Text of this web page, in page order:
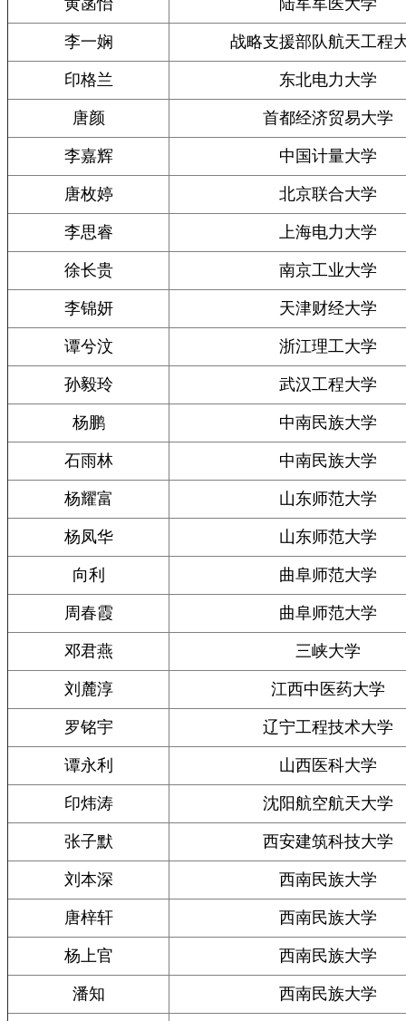
李一娴 战略支援部队航天工程
印格兰 东北电力大学
唐颜 首都经济贸易大学
李嘉辉 中国计量大学
唐枚婷 北京联合大学
李思睿 上海电力大学
徐长贵 南京工业大学
李锦妍 天津财经大学
谭兮汶 浙江理工大学
孙毅玲 武汉工程大学
杨鹏 中南民族大学
石雨林 中南民族大学
杨耀富 山东师范大学
杨凤华 山东师范大学
向利 曲阜师范大学
周春霞 曲阜师范大学
邓君燕 三峡大学
刘麓淳 江西中医药大学
罗铭宇 辽宁工程技术大学
谭永利 山西医科大学
印炜涛 沈阳航空航天大学
张子默 西安建筑科技大学
刘本深 西南民族大学
唐梓轩 西南民族大学
杨上官 西南民族大学
潘知 西南民族大学